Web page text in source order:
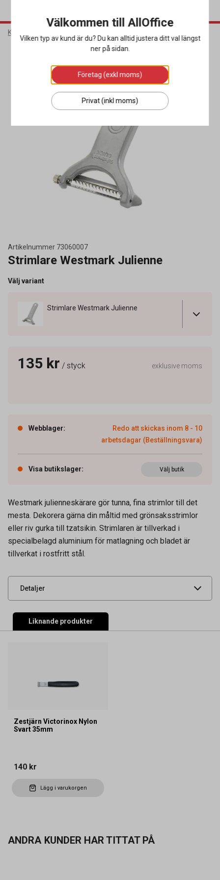
Kök & Servering
Artikelnummer 73060007
Strimlare Westmark Julienne
Välj variant
Strimlare Westmark Julienne
135 kr / styck exklusive moms
Webblager:
Redo att skickas inom 8 - 10
arbetsdagar (Beställningsvara)
Visa butikslager: Välj butik
Westmark julienneskärare gör tunna, fina strimlor till det
mesta. Dekorera gärna din måltid med grönsaksstrimlor
eller riv gurka till tzatsikin. Strimlaren är tillverkad i
specialbelagd aluminium för matlagning och bladet är
tillverkat i rostfritt stål.
Detaljer
Artikelnummer
Tidigare artikelnummer 35193
Leverantörens
UNSPSC 52151600
Liknande produkter
Zestjärn Victorinox Nylon
Svart 35mm
140 kr
Lägg i varukorgen
ANDRA KUNDER HAR TITTAT PÅ
Välkommen till AllOffice
Vilken typ av kund är du? Du kan alltid justera ditt val längst
ner på sidan.
Företag (exkl moms)
Privat (inkl moms)